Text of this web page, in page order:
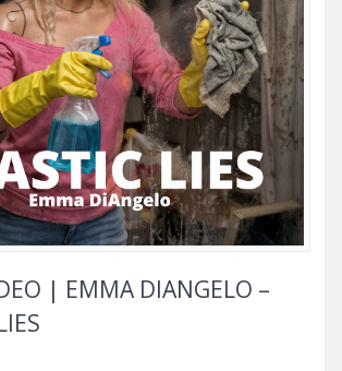
| EMMA DIANGELO –